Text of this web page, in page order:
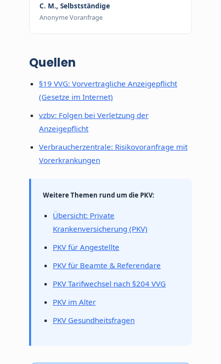
C. M., Selbstständige
Anonyme Voranfrage
Quellen
§19 VVG: Vorvertragliche Anzeigepflicht
(Gesetze im Internet)
vzbv: Folgen bei Verletzung der
Anzeigepflicht
Verbraucherzentrale: Risikovoranfrage mit
Vorerkrankungen
Weitere Themen rund um die PKV:
Übersicht: Private
Krankenversicherung (PKV)
PKV für Angestellte
PKV für Beamte & Referendare
PKV Tarifwechsel nach §204 VVG
PKV im Alter
PKV Gesundheitsfragen